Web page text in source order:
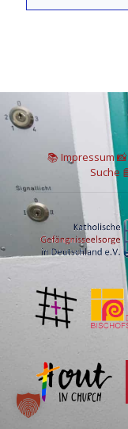
📚 Impressum📸
Suche